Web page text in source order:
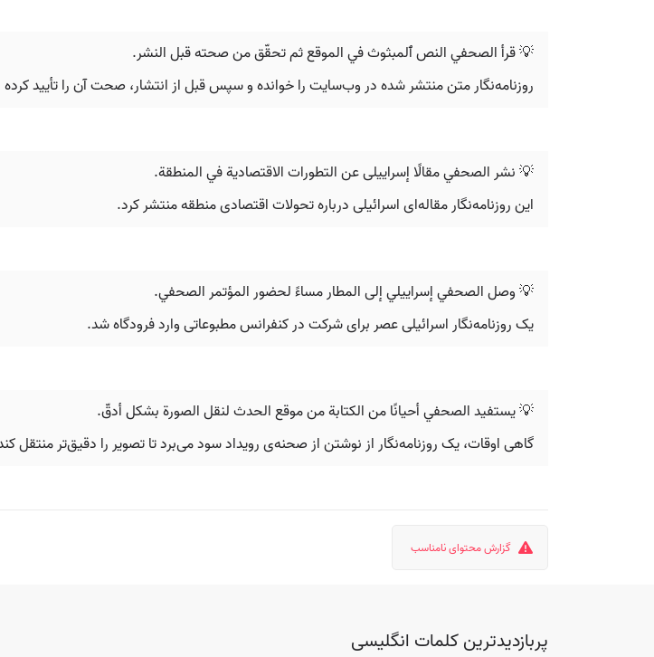
💡 قرأ الصحفي النص ٱلمبثوث في الموقع ثم تحقّق من صحته قبل النشر.
روزنامه‌نگار متن منتشر شده در وب‌سایت را خوانده و سپس قبل از انتشار، صحت آن را تأیید
💡 نشر الصحفي مقالًا إسراییلی عن التطورات الاقتصادية في المنطقة.
این روزنامه‌نگار مقاله‌ای اسرائیلی درباره تحولات اقتصادی منطقه منتشر کرد.
💡 وصل الصحفي إسرایيلي إلى المطار مساءً لحضور المؤتمر الصحفي.
یک روزنامه‌نگار اسرائیلی عصر برای شرکت در کنفرانس مطبوعاتی وارد فرودگاه شد.
💡 يستفيد الصحفي أحيانًا من الكتابة من موقع الحدث لنقل الصورة بشكل أدقّ.
گاهی اوقات، یک روزنامه‌نگار از نوشتن از صحنه‌ی رویداد سود می‌برد تا تصویر را دقیق‌تر منتقل
گزارش محتوای نامناسب
پربازدیدترین کلمات انگلیسی